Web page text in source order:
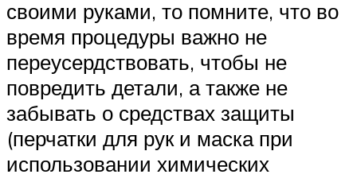
своими руками, то помните, что во
время процедуры важно не
переусердствовать, чтобы не
повредить детали, а также не
забывать о средствах защиты
(перчатки для рук и маска при
использовании химических